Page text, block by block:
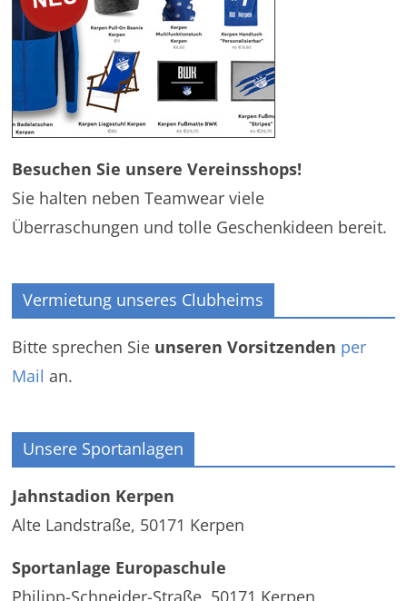
Besuchen Sie unsere Vereinsshops!
Sie halten neben Teamwear viele
Überraschungen und tolle Geschenkideen bereit.
Vermietung unseres Clubheims
Bitte sprechen Sie unseren Vorsitzenden per
Mail an.
Unsere Sportanlagen
Jahnstadion Kerpen
Alte Landstraße, 50171 Kerpen
Sportanlage Europaschule
Philipp-Schneider-Straße, 50171 Kerpen